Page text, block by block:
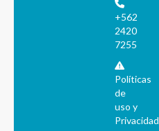
+562
2420
7255
Políticas
de
uso y
Privacidad